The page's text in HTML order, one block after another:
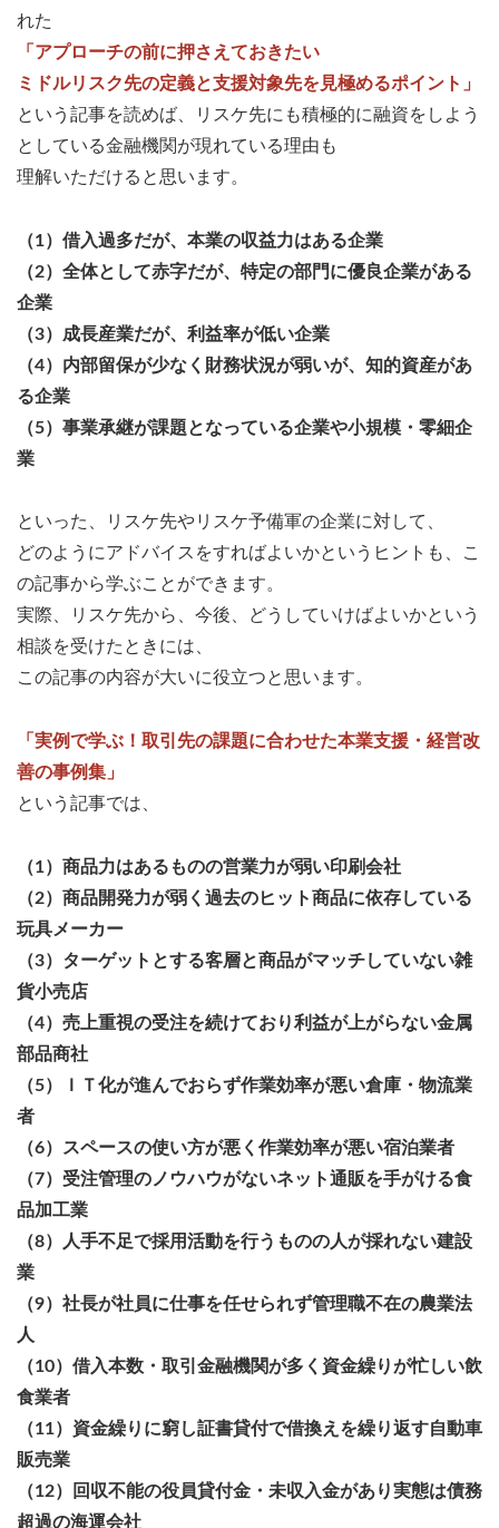
れた
「アプローチの前に押さえておきたい
ミドルリスク先の定義と支援対象先を見極めるポイント」
という記事を読めば、リスケ先にも積極的に融資をしよう
としている金融機関が現れている理由も
理解いただけると思います。
（1）借入過多だが、本業の収益力はある企業
（2）全体として赤字だが、特定の部門に優良企業がある
企業
（3）成長産業だが、利益率が低い企業
（4）内部留保が少なく財務状況が弱いが、知的資産があ
る企業
（5）事業承継が課題となっている企業や小規模・零細企
業
といった、リスケ先やリスケ予備軍の企業に対して、
どのようにアドバイスをすればよいかというヒントも、こ
の記事から学ぶことができます。
実際、リスケ先から、今後、どうしていけばよいかという
相談を受けたときには、
この記事の内容が大いに役立つと思います。
「実例で学ぶ！取引先の課題に合わせた本業支援・経営改
善の事例集」
という記事では、
（1）商品力はあるものの営業力が弱い印刷会社
（2）商品開発力が弱く過去のヒット商品に依存している
玩具メーカー
（3）ターゲットとする客層と商品がマッチしていない雑
貨小売店
（4）売上重視の受注を続けており利益が上がらない金属
部品商社
（5）ＩＴ化が進んでおらず作業効率が悪い倉庫・物流業
者
（6）スペースの使い方が悪く作業効率が悪い宿泊業者
（7）受注管理のノウハウがないネット通販を手がける食
品加工業
（8）人手不足で採用活動を行うものの人が採れない建設
業
（9）社長が社員に仕事を任せられず管理職不在の農業法
人
（10）借入本数・取引金融機関が多く資金繰りが忙しい飲
食業者
（11）資金繰りに窮し証書貸付で借換えを繰り返す自動車
販売業
（12）回収不能の役員貸付金・未収入金があり実態は債務
超過の海運会社